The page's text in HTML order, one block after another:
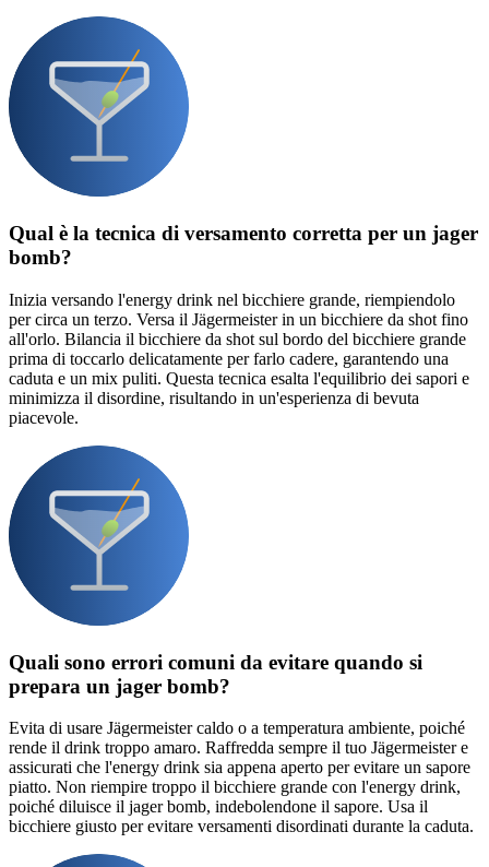
Qual è la tecnica di versamento corretta per un jager
bomb?
Inizia versando l'energy drink nel bicchiere grande, riempiendolo
per circa un terzo. Versa il Jägermeister in un bicchiere da shot fino
all'orlo. Bilancia il bicchiere da shot sul bordo del bicchiere grande
prima di toccarlo delicatamente per farlo cadere, garantendo una
caduta e un mix puliti. Questa tecnica esalta l'equilibrio dei sapori e
minimizza il disordine, risultando in un'esperienza di bevuta
piacevole.
Quali sono errori comuni da evitare quando si
prepara un jager bomb?
Evita di usare Jägermeister caldo o a temperatura ambiente, poiché
rende il drink troppo amaro. Raffredda sempre il tuo Jägermeister e
assicurati che l'energy drink sia appena aperto per evitare un sapore
piatto. Non riempire troppo il bicchiere grande con l'energy drink,
poiché diluisce il jager bomb, indebolendone il sapore. Usa il
bicchiere giusto per evitare versamenti disordinati durante la caduta.